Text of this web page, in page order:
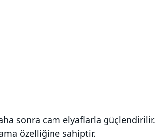
sonra cam elyaflarla güçlendirilir.
özelliğine sahiptir.